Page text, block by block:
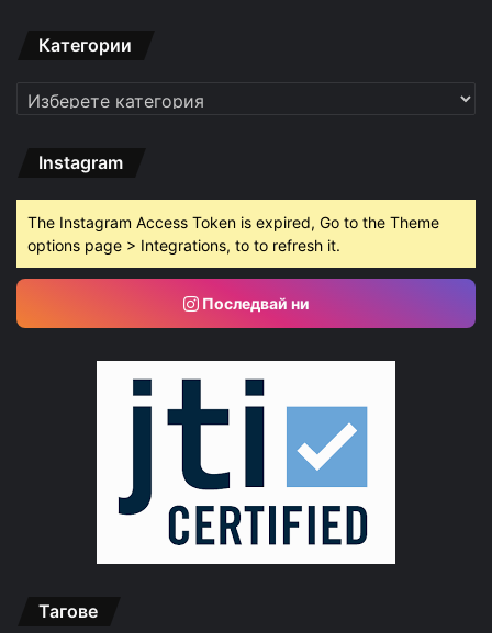
Категории
Категории
Instagram
The Instagram Access Token is expired, Go to the Theme
options page > Integrations, to to refresh it.
Последвай ни
Тагове